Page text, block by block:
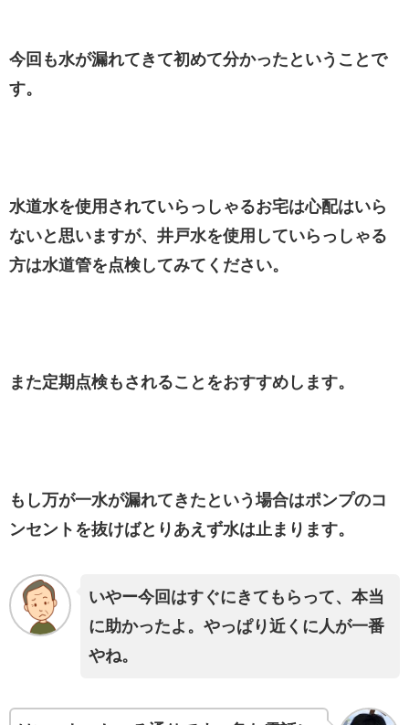
今回も水が漏れてきて初めて分かったということで
す。
水道水を使用されていらっしゃるお宅は心配はいら
ないと思いますが、井戸水を使用していらっしゃる
方は水道管を点検してみてください。
また定期点検もされることをおすすめします。
もし万が一水が漏れてきたという場合はポンプのコ
ンセントを抜けばとりあえず水は止まります。
いやー今回はすぐにきてもらって、本当
に助かったよ。やっぱり近くに人が一番
やね。